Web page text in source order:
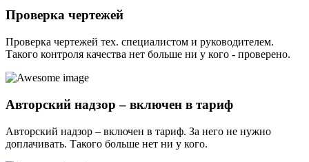
Проверка чертежей
Проверка чертежей тех. специалистом и руководителем.
Такого контроля качества нет больше ни у кого - проверено.
Авторский надзор – включен в тариф
Авторский надзор – включен в тариф. За него не нужно
доплачивать. Такого больше нет ни у кого.